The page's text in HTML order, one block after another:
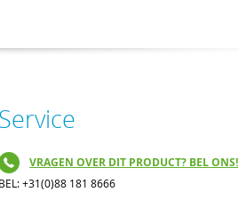
Service
VRAGEN OVER DIT PRODUCT? BEL ONS!
BEL: +31(0)88 181 8666